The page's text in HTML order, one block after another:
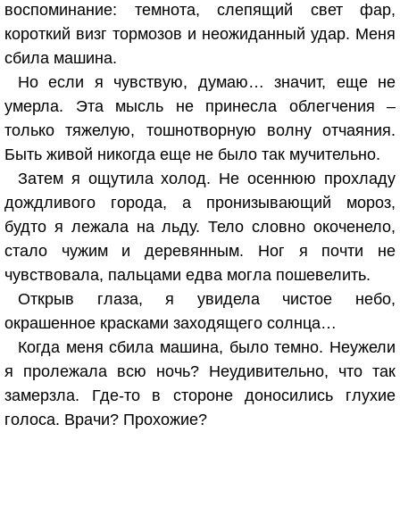
воспоминание: темнота, слепящий свет фар,
короткий визг тормозов и неожиданный удар. Меня
сбила машина.
Но если я чувствую, думаю… значит, еще не
умерла. Эта мысль не принесла облегчения –
только тяжелую, тошнотворную волну отчаяния.
Быть живой никогда еще не было так мучительно.
Затем я ощутила холод. Не осеннюю прохладу
дождливого города, а пронизывающий мороз,
будто я лежала на льду. Тело словно окоченело,
стало чужим и деревянным. Ног я почти не
чувствовала, пальцами едва могла пошевелить.
Открыв глаза, я увидела чистое небо,
окрашенное красками заходящего солнца…
Когда меня сбила машина, было темно. Неужели
я пролежала всю ночь? Неудивительно, что так
замерзла. Где-то в стороне доносились глухие
голоса. Врачи? Прохожие?